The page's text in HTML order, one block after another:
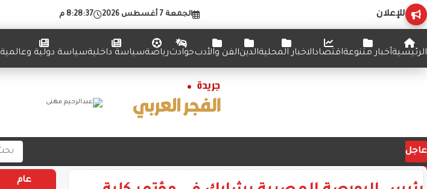
للإعلان الجمعة 7 أغسطس 2026 8:28:38 م
الرئيسيةأخبار متنوعةاقتصادالاخبار المحليةالدينالفن والأدبحوادثرياضةسياسة داخليةسياسة دولية وعالمية
عاجل
عام